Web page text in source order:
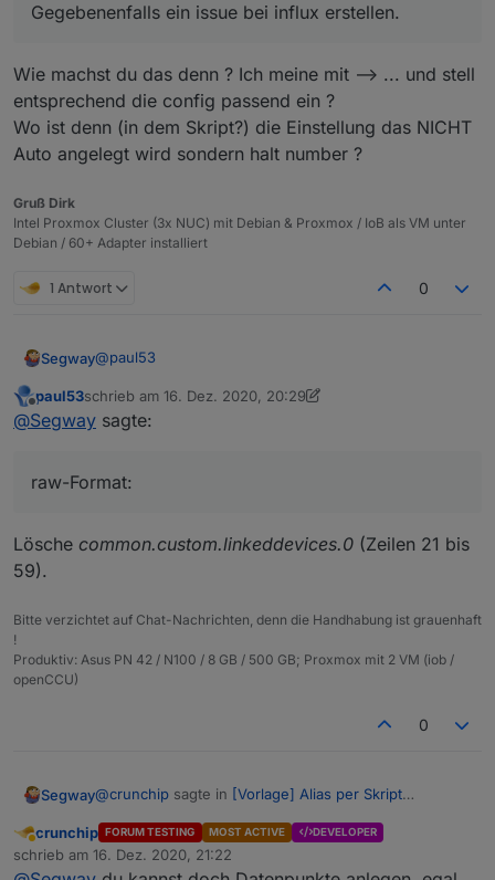
Gegebenenfalls ein issue bei influx erstellen.
Wie machst du das denn ? Ich meine mit --> ... und stell
entsprechend die config passend ein ?
Wo ist denn (in dem Skript?) die Einstellung das NICHT
Auto angelegt wird sondern halt number ?
Gruß Dirk
Intel Proxmox Cluster (3x NUC) mit Debian & Proxmox / IoB als VM unter
Debian / 60+ Adapter installiert
1 Antwort 0
Segway@paul53
Ja das weiss ich. Ich habs nun nochmal komplett neu
gemacht, allerdings wird mir in der Übersicht
iobroker InfluxDB:
  "common": {
    "desc": "per Script erstellt",
        "enabled": true,
        "changesOnly": true,
        "debounce": "",
        "maxLength": 10,
Offline
paul53schrieb am 16. Dez. 2020, 20:29
zuletzt editiert von paul53
@Segway sagte:
raw-Format:
Lösche common.custom.linkeddevices.0 (Zeilen 21 bis
59).
Bitte verzichtet auf Chat-Nachrichten, denn die Handhabung ist grauenhaft
!
Produktiv: Asus PN 42 / N100 / 8 GB / 500 GB; Proxmox mit 2 VM (iob /
openCCU)
0
Segway@crunchip sagte in [Vorlage] Alias per Skript
@Segwayich mach bei mir alles manuell für die
Datenpunkte die ich loggen möchte und stell
Abwesend
crunchip FORUM TESTING MOST ACTIVE DEVELOPER
schrieb am 16. Dez. 2020, 21:22
zuletzt editiert von